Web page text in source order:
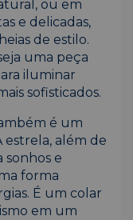
ou em
e delicadas,
de estilo.
uma peça
iluminar
sofisticados.
é um
estrela, além de
sonhos e
forma
É um colar
em um